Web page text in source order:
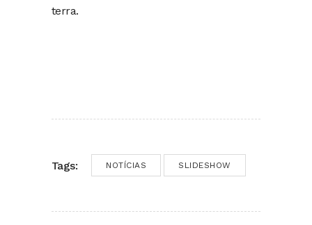
terra.
Tags: NOTÍCIAS SLIDESHOW